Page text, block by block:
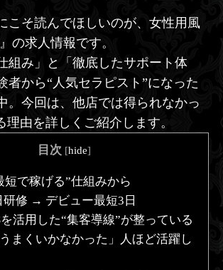
こそ読んでほしいのが、女性用風
の求人情報です。
組み」と「徹底したサポート体
者から“人気セラピスト”になった
。今回は、他店では得られなかっ
理由を詳しくご紹介します。
目次 [hide]
短で稼げる”仕組みから
修 → デビュー最短3日
活用した“集客導線”が整っている
まくいかなかった」人ほど活躍し